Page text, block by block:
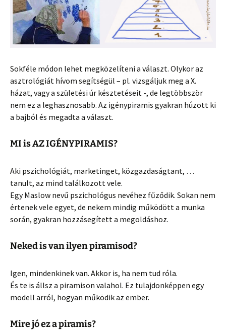
Sokféle módon lehet megközelíteni a választ. Olykor az
asztrológiát hívom segítségül – pl. vizsgáljuk meg a X.
házat, vagy a születési úr késztetéseit -, de legtöbbször
nem ez a leghasznosabb. Az igénypiramis gyakran húzott ki
a bajból és megadta a választ.
MI is AZ IGÉNYPIRAMIS?
Aki pszichológiát, marketinget, közgazdaságtant, …
tanult, az mind találkozott vele.
Egy Maslow nevű pszichológus nevéhez fűződik. Sokan nem
értenek vele egyet, de nekem mindig működött a munka
során, gyakran hozzásegített a megoldáshoz.
Neked is van ilyen piramisod?
Igen, mindenkinek van. Akkor is, ha nem tud róla.
És te is állsz a piramison valahol. Ez tulajdonképpen egy
modell arról, hogyan működik az ember.
Mire jó ez a piramis?